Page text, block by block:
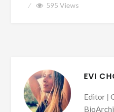
595Views
EVI
Editor |